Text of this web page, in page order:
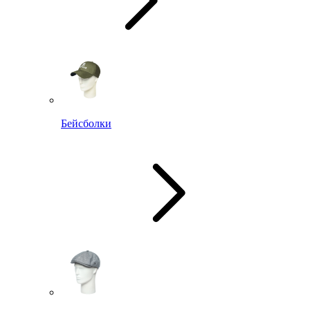
Бейсболки